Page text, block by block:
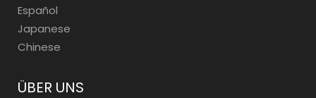
Español
Japanese
Chinese
ÜBER UNS